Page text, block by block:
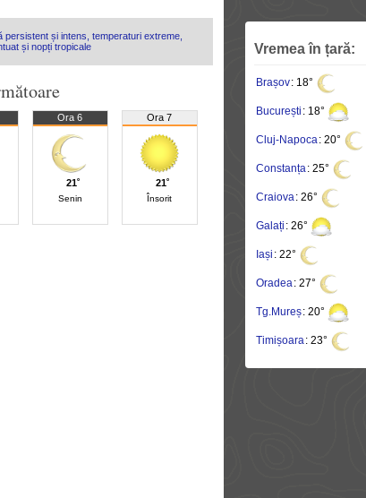
și intens, temperaturi extreme,
și nopți tropicale
Ora 6
21˚
Senin
Ora 7
21˚
Însorit
Vremea în țară:
Brașov: 18°
București : 18°
Cluj-Napoca: 20°
Constanța: 25°
Craiova: 26°
Galați : 26°
Iași : 22°
Oradea: 27°
Tg.Mureș: 20°
Timișoara: 23°